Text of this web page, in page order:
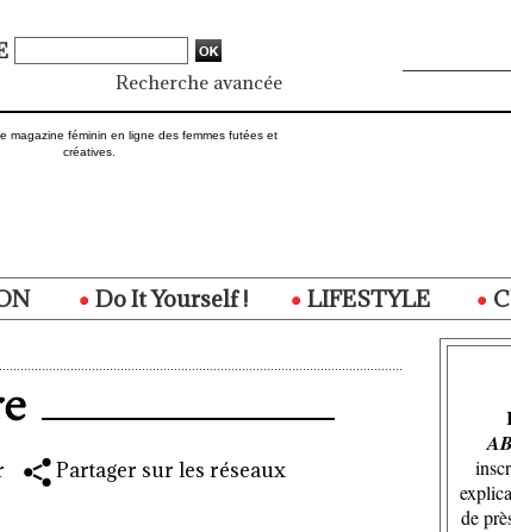
Recherche avancée
Do It Yourself ! LIFESTYLE
Partager sur les réseaux
de